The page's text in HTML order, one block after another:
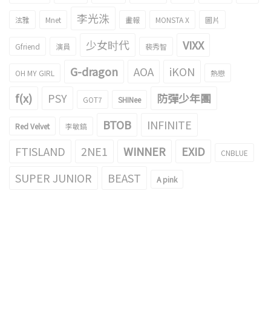
泫雅 Mnet 李光洙 畫報 MONSTA X 圖片
Gfriend 演員 少女时代 裴秀智 VIXX
OH MY GIRL G-dragon AOA iKON 熱戀
f(x) PSY GOT7 SHINee 防彈少年團
Red Velvet 李敏鎬 BTOB
INFINITE
FTISLAND
2NE1 WINNER EXID CNBLUE
SUPER JUNIOR BEAST A pink